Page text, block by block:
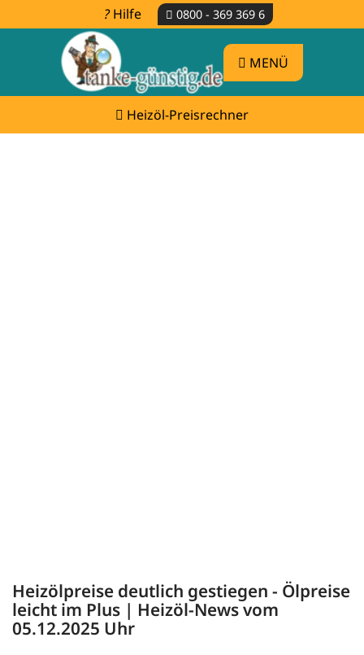
Hilfe 0800 - 369 369 6
MENÜ
Heizöl-Preisrechner
Heizölpreise deutlich gestiegen - Ölpreise
leicht im Plus | Heizöl-News vom
05.12.2025